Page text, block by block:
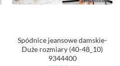
Spódnice jeansowe damskie-
Duże rozmiary (40-48_10)
9344400